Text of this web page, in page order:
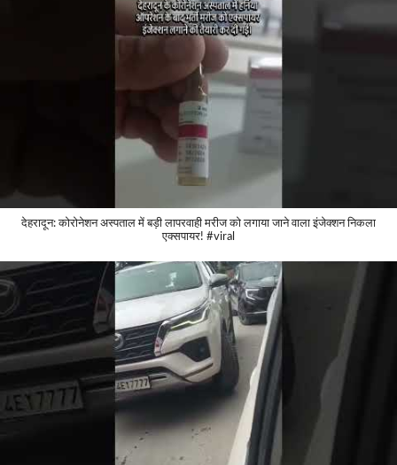
देहरादून: कोरोनेशन अस्पताल में बड़ी लापरवाही मरीज को लगाया जाने वाला इंजेक्शन निकला
एक्सपायर! #viral